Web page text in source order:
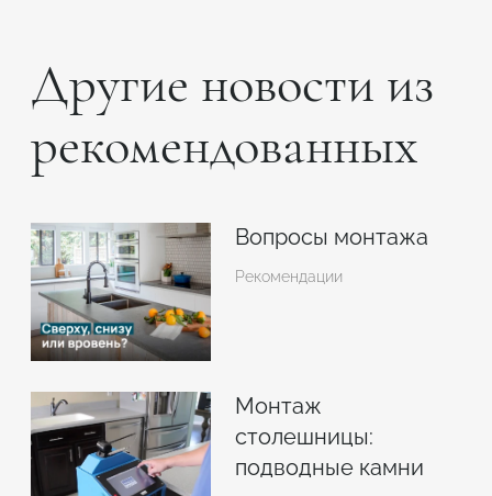
Другие новости из
рекомендованных
Вопросы монтажа
Рекомендации
Монтаж
столешницы:
подводные камни